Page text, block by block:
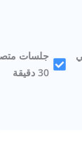
جلسات
30 دقيقة